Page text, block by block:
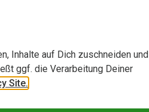
Inhalte auf Dich zuschneiden und
ggf. die Verarbeitung Deiner
Site.